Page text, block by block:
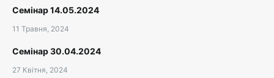
Семінар 14.05.2024
11 Травня, 2024
Семінар 30.04.2024
27 Квітня, 2024